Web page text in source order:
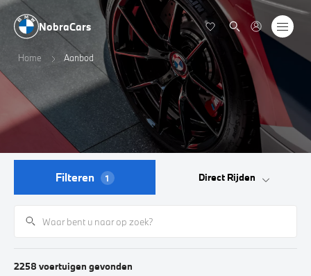
NobraCars
Home Aanbod
Filteren 1 Direct Rijden
2258 voertuigen gevonden